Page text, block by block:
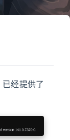
经提供了